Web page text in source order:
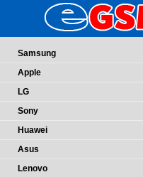
Samsung
Apple
LG
Sony
Huawei
Asus
Lenovo